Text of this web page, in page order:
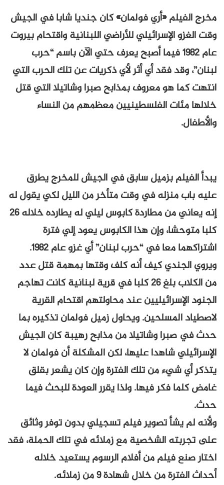
مخرج الفيلم «أري فولمان» كان جنديا شابا في الجيش
وقت الغزو الإسرائيلي للأراضي اللبنانية واقتحام بيروت
عام 1982 فيما أصبح يعرف حتي الآن باسم “حرب
لبنان”، وقد فقد أي أثر لأي ذكريات عن تلك الحرب التي
انتهت كما هو معروف بمذابح صبرا وشاتيلا التي قتل
خلالها مئات الفلسطينيين معظمهم من النساء
والأطفال.
يبدأ الفيلم بزميل سابق في الجيش للمخرج يطرق
عليه باب منزله في وقت متأخر من الليل لكي يقول له
إنه يعاني من مطاردة كابوس ليلي له يطارده خلاله 26
كلبا متوحشا، وإن هذا الكابوس يعود إلي فترة
اشتراكهما معا في “حرب لبنان” أي غزو عام 1982.
ويروي الجندي كيف أنه كلف وقتها بمهمة قتل عدد
من الكلاب بلغ 26 كلبا في قرية لبنانية كانت تهاجم
الجنود الإسرائيليين عند محاولتهم اقتحام القرية
لاصطياد المسلحين. ويحاول زميل فولمان تذكيره بما
حدث في صبرا وشاتيلا من مذابح رهيبة كان الجيش
الإسرائيلي شاهدا عليها، لكن المشكلة أن فولمان لا
يتذكر أي شيء من تلك الفترة وإن كان يشعر بقلق
غامض كلما فكر فيها. ولذا يقرر العودة للبحث فيما
حدث.
ولأنه لم يشأ تصوير فيلم تسجيلي بدون توفر وثائق
على تجربته الشخصية مع زملائه في تلك الحملة، فقد
اختار صنع فيلم من أفلام الرسوم يستعيد خلاله
أحداث الفترة من خلال شهادة 9 من زملائه.